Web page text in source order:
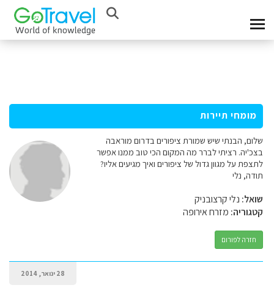
מומחי תיירות
שלום, הבנתי שיש שמורת ציפורים בדרום מוראבה
בצכ'יה. רציתי לברר מה המקום הכי טוב ממנו אפשר
לתצפת על מגוון גדול של ציפורים ואיך מגיעים אליו?
תודה, נלי
שואל: נלי קרצובניק
קטגוריה: מזרח אירופה
חזרה לפורום
28 ינואר, 2014